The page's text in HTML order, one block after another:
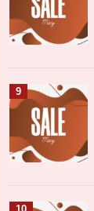
9